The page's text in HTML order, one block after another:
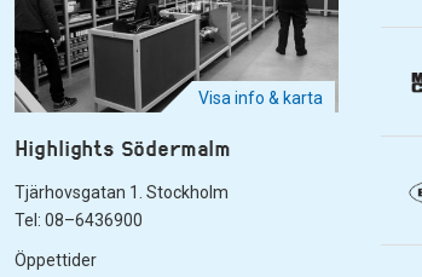
Visa info & karta
Highlights Södermalm
Tjärhovsgatan 1. Stockholm
Tel: 08–6436900
Öppettider